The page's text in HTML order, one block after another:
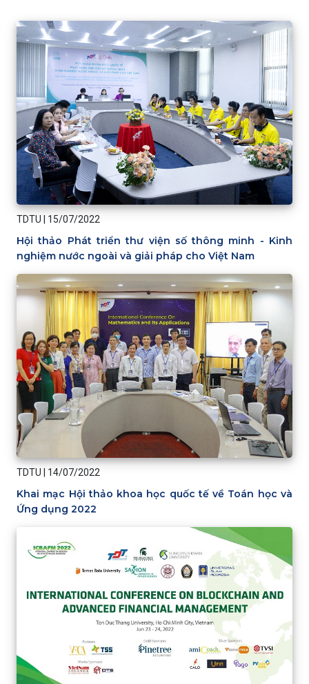
TDTU 15/07/2022
Hội thảo Phát triển thư viện số thông minh - Kinh
nghiệm nước ngoài và giải pháp cho Việt Nam
TDTU 14/07/2022
Khai mạc Hội thảo khoa học quốc tế về Toán học và
Ứng dụng 2022